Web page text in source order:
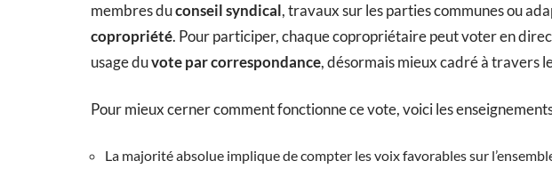
membres duconseil syndical, travaux sur les parties communes ou
copropriété. Pour participer, chaque copropriétaire peut voter en
usage duvote par correspondance, désormais mieux cadré à travers
Pour mieux cerner comment fonctionne ce vote, voici les
La majorité absolue implique de compter les voix favorables sur